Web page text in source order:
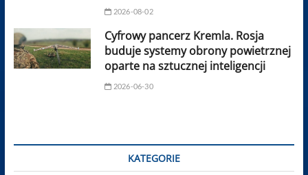
2026-08-02
Cyfrowy pancerz Kremla. Rosja
buduje systemy obrony powietrznej
oparte na sztucznej inteligencji
2026-06-30
KATEGORIE